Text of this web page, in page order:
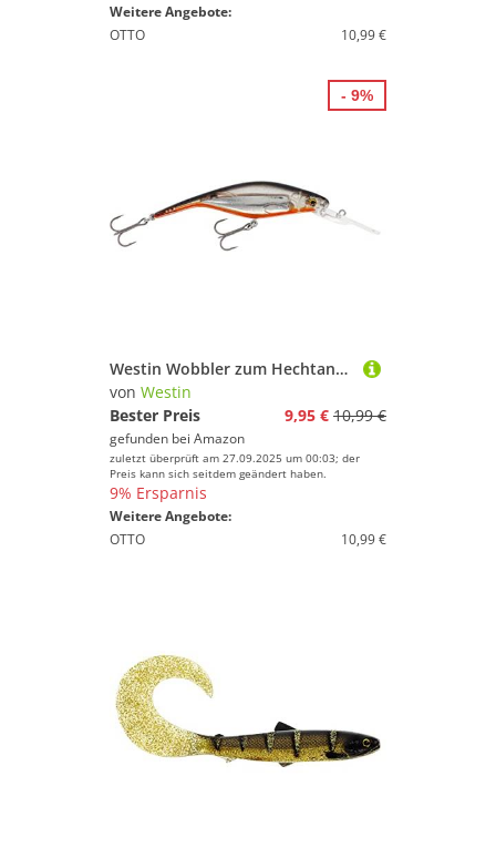
Weitere Angebote:
OTTO
10,99 €
Westin Wobbler zum Hechtangeln & Zanderangeln 10cm 16g P10DR Crankbait Floating, Farbe:Coward Flash
von Westin
Bester Preis
9,95 € 10,99 €
gefunden bei Amazon
zuletzt überprüft am 27.09.2025 um 00:03; der
Preis kann sich seitdem geändert haben.
9% Ersparnis
Weitere Angebote:
OTTO
10,99 €
- 9%